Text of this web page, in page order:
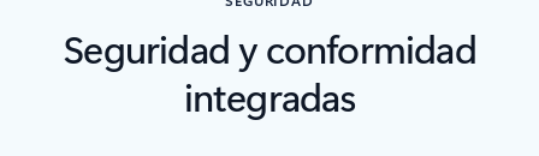
Seguridad y conformidad
integradas